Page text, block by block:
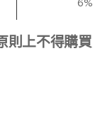
則上不得購買